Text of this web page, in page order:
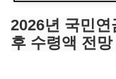
2026년 국민연
후 수령액 전망